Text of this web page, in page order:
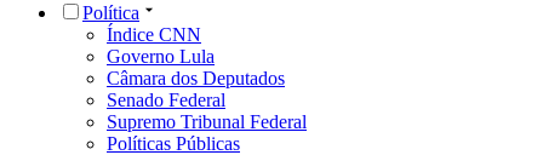
Política
Índice CNN
Governo Lula
Câmara dos Deputados
Senado Federal
Supremo Tribunal Federal
Políticas Públicas